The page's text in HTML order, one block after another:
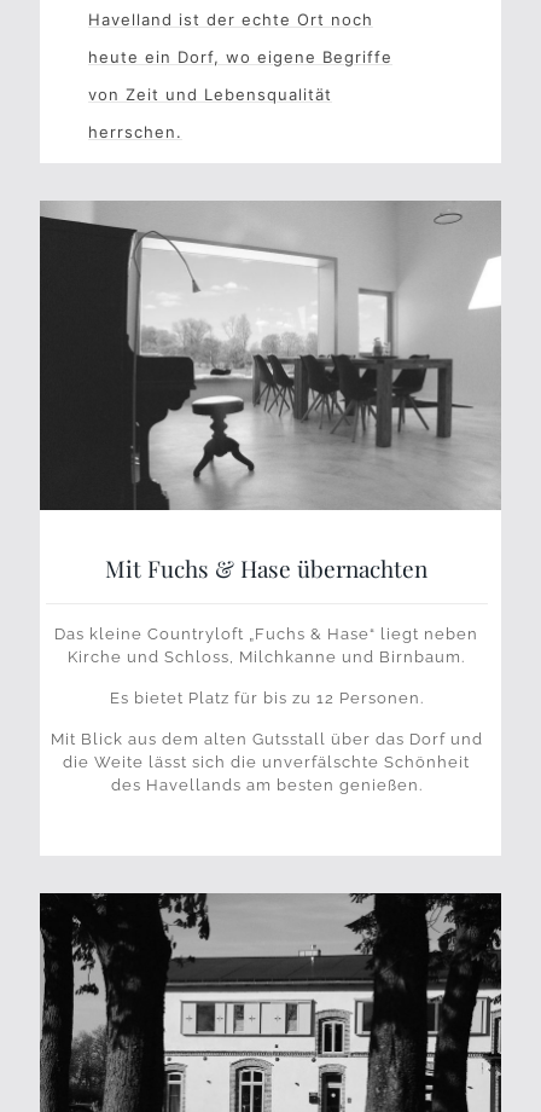
Havelland ist der echte Ort noch
heute ein Dorf, wo eigene Begriffe
von Zeit und Lebensqualität
herrschen.
Mit Fuchs & Hase übernachten
Das kleine Countryloft „Fuchs & Hase“ liegt neben
Kirche und Schloss, Milchkanne und Birnbaum.
Es bietet Platz für bis zu 12 Personen.
Mit Blick aus dem alten Gutsstall über das Dorf und
die Weite lässt sich die unverfälschte Schönheit
des Havellands am besten genießen.